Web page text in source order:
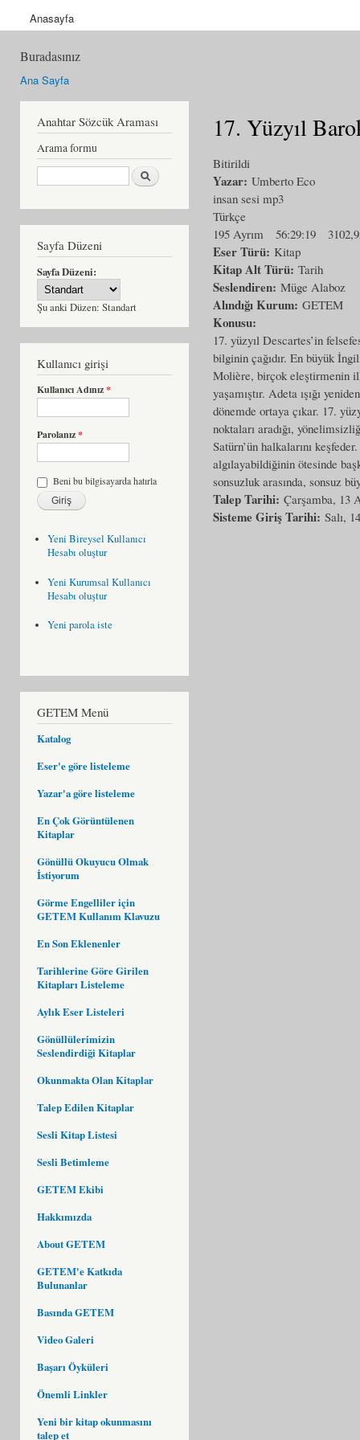
Anasayfa
Buradasınız
Ana Sayfa
Anahtar Sözcük Araması
Arama formu
Ara
Sayfa Düzeni
Sayfa Düzeni:
Şu anki Düzen: Standart
Kullanıcı girişi
Kullanıcı Adınız*
Parolanız*
Beni bu bilgisayarda hatırla
Yeni Bireysel Kullanıcı
Hesabı oluştur
Yeni Kurumsal Kullanıcı
Hesabı oluştur
Yeni parola iste
GETEM Menü
Katalog
Eser'e göre listeleme
Yazar'a göre listeleme
En Çok Görüntülenen
Kitaplar
Gönüllü Okuyucu Olmak
İstiyorum
Görme Engelliler için
GETEM Kullanım Klavuzu
En Son Eklenenler
Tarihlerine Göre Girilen
Kitapları Listeleme
Aylık Eser Listeleri
Gönüllülerimizin
Seslendirdiği Kitaplar
Okunmakta Olan Kitaplar
Talep Edilen Kitaplar
Sesli Kitap Listesi
Sesli Betimleme
GETEM Ekibi
Hakkımızda
About GETEM
GETEM'e Katkıda
Bulunanlar
Basında GETEM
Video Galeri
Başarı Öyküleri
Önemli Linkler
Yeni bir kitap okunmasını
talep et
17. Yüzyıl
Bitirildi
Yazar: Umberto Eco
insan sesi mp3
Türkçe
195 Ayrım
56:29:19
Eser Türü: Kitap
Kitap Alt Türü: Tarih
Seslendiren: Müge Alaboz
Alındığı Kurum: GETEM
Konusu:
17. yüzyıl Descartes’in
bilginin çağıdır. En büyük
Molière, birçok eleştirmenin
yaşamıştır. Adeta ışığı
dönemde ortaya çıkar. 17.
noktaları aradığı,
Satürn’ün halkalarını
algılayabildiğinin ötesinde
sonsuzluk arasında, sonsuz
Talep Tarihi: Çarşamba, 13
Sisteme Giriş Tarihi: Salı,